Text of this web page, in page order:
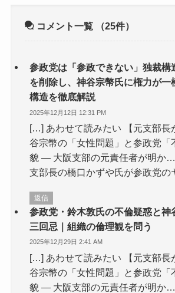
コメント一覧 （25件）
参政党は「参政できない」独裁構
を削除し、神谷宗幣氏に権力が一
構造を徹底解説
2025年12月12日 12:31 PM
[…] あわせて読みたい 【元支部長
谷宗幣の「女性問題」と参政党「
貌 — 大阪支部の元責任者が明か
支部長の橋口かずや氏が参政党
返信
参政党・鈴木敦氏の不倫疑惑と神
三回忌｜組織の倫理観を問う
2025年12月29日 2:41 AM
[…] あわせて読みたい 【元支部長
谷宗幣の「女性問題」と参政党「
貌 — 大阪支部の元責任者が明か